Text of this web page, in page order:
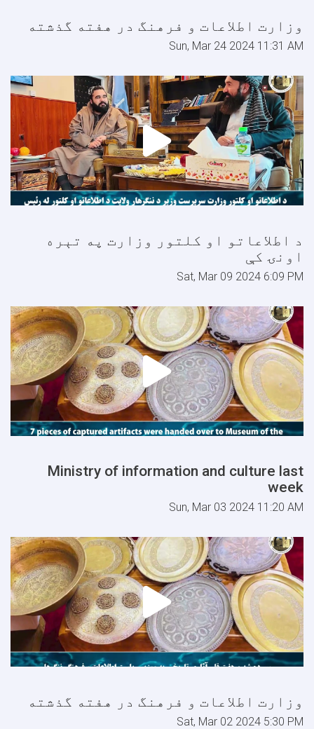
وزارت اطلاعات و فرهنگ در هفته گذشته
Sun, Mar 24 2024 11:31 AM
د اطلاعاتو او کلتور وزارت په تېره
اونۍ کې
Sat, Mar 09 2024 6:09 PM
Ministry of information and culture last
week
Sun, Mar 03 2024 11:20 AM
وزارت اطلاعات و فرهنگ در هفته گذشته
Sat, Mar 02 2024 5:30 PM